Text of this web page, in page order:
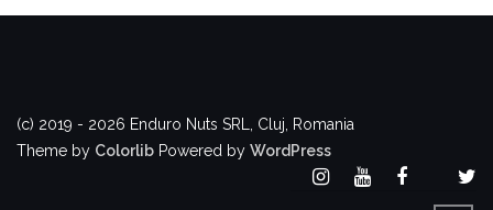
(c) 2019 - 2026 Enduro Nuts SRL, Cluj, Romania
Theme by Colorlib Powered by WordPress